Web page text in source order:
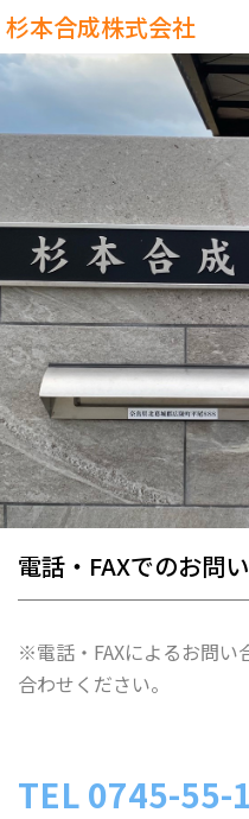
杉本合成株式会社
電話・FAXでのお問
※電話・FAXによるお問い
合わせください。
TEL 0745-55-